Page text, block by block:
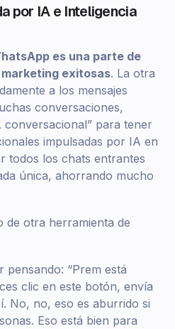
por IA e Inteligencia
es una parte de
exitosas. La otra
a los mensajes
conversaciones,
conversacional” para tener
impulsadas por IA en
todos los chats entrantes
única, ahorrando mucho
de otra herramienta de
pensando: “Prem está
clic en este botón, envía
No, no, eso es aburrido si
Eso está bien para